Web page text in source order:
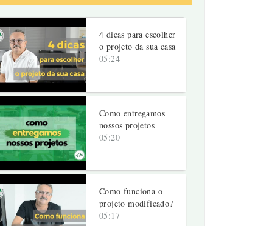
4 dicas para escolher
o projeto da sua casa
05:24
Como entregamos
nossos projetos
05:20
Como funciona o
projeto modificado?
05:17